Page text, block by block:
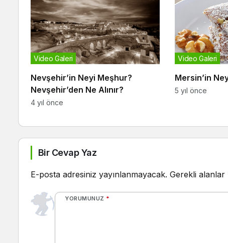
Nevşehir’in Neyi Meşhur?
Nevşehir’den Ne Alınır?
Video Galeri
4 yıl önce
Mersin’in
Video Galeri
5 yıl önce
Bir Cevap Yaz
E-posta adresiniz yayınlanmayacak. Gerekli alanlar
YORUMUNUZ *